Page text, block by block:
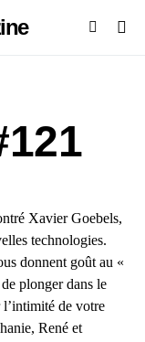
Xavier Goebels,
technologies.
donnent goût au «
plonger dans le
de votre
René et